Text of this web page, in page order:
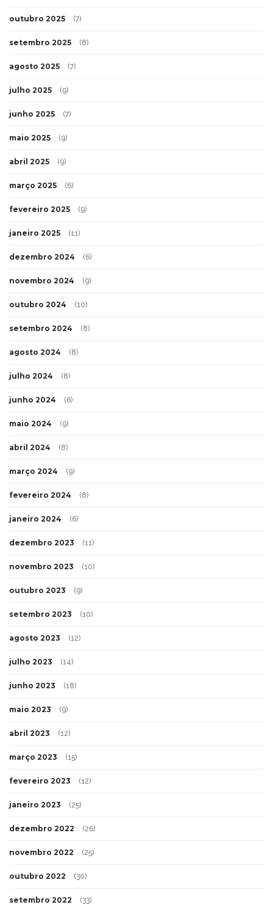
outubro 2025 (7)
setembro 2025 (8)
agosto 2025 (7)
julho 2025 (9)
junho 2025 (7)
maio 2025 (9)
abril 2025 (9)
março 2025 (6)
fevereiro 2025 (9)
janeiro 2025 (11)
dezembro 2024 (6)
novembro 2024 (9)
outubro 2024 (10)
setembro 2024 (8)
agosto 2024 (8)
julho 2024 (8)
junho 2024 (6)
maio 2024 (9)
abril 2024 (8)
março 2024 (9)
fevereiro 2024 (8)
janeiro 2024 (6)
dezembro 2023 (11)
novembro 2023 (10)
outubro 2023 (9)
setembro 2023 (10)
agosto 2023 (12)
julho 2023 (14)
junho 2023 (18)
maio 2023 (9)
abril 2023 (12)
março 2023 (15)
fevereiro 2023 (12)
janeiro 2023 (25)
dezembro 2022 (26)
novembro 2022 (25)
outubro 2022 (30)
setembro 2022 (33)